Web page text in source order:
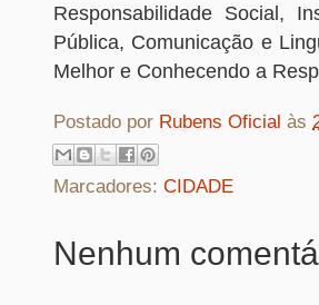
Responsabilidade Social,
Pública, Comunicação e
Melhor e Conhecendo a
Postado por Rubens Oficial às
Marcadores: CIDADE
Nenhum